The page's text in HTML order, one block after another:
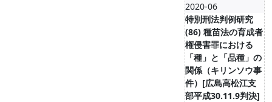
2020-06
特別刑法判例研究
(86) 種苗法の育成者
権侵害罪における
「種」と「品種」の
関係（キリンソウ事
件）[広島高松江支
部平成30.11.9判決]